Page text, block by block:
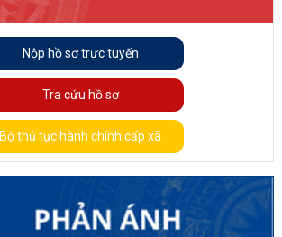
Nộp hồ sơ trực tuyến
Tra cứu hồ sơ
Bộ thủ tục hành chính cấp xã